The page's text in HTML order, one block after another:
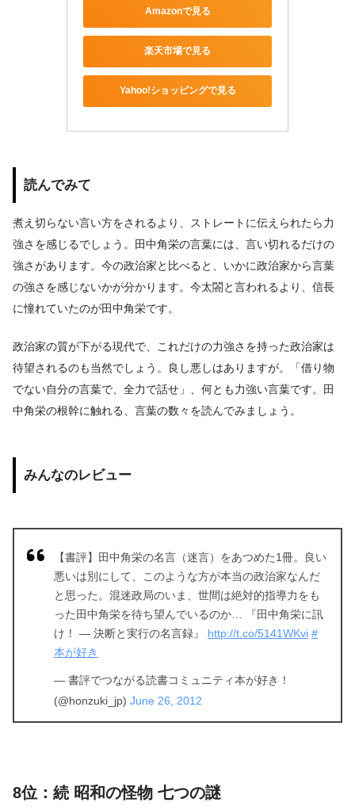
Amazonで見る
楽天市場で見る
Yahoo!ショッピングで見る
読んでみて
煮え切らない言い方をされるより、ストレートに伝えられたら力
強さを感じるでしょう。田中角栄の言葉には、言い切れるだけの
強さがあります。今の政治家と比べると、いかに政治家から言葉
の強さを感じないかが分かります。今太閤と言われるより、信長
に憧れていたのが田中角栄です。
政治家の質が下がる現代で、これだけの力強さを持った政治家は
待望されるのも当然でしょう。良し悪しはありますが。「借り物
でない自分の言葉で、全力で話せ」、何とも力強い言葉です。田
中角栄の根幹に触れる、言葉の数々を読んでみましょう。
みんなのレビュー
【書評】田中角栄の名言（迷言）をあつめた1冊。良い
悪いは別にして、このような方が本当の政治家なんだ
と思った。混迷政局のいま、世間は絶対的指導力をも
った田中角栄を待ち望んでいるのか… 『田中角栄に訊
け！ ― 決断と実行の名言録』 http://t.co/5141WKvi #
本が好き
— 書評でつながる読書コミュニティ本が好き！
(@honzuki_jp) June 26, 2012
8位：続 昭和の怪物 七つの謎